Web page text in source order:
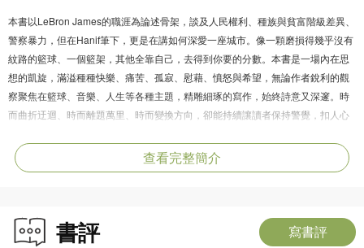
本書以LeBron James的職涯為論述骨架，談及人民權利、種族與貧富階級差異、
警察暴力，但在Hanif筆下，更是在講如何深愛一座城市。像一顆磨損得幾乎沒有
紋路的籃球、一個籃架，其他全靠自己，去得到你要的分數。本書是一場內在思
想的凱旋，滿溢種種快樂、痛苦、孤寂、慰藉、憤怒與希望，無論作者銳利的觀
察聚焦在籃球、音樂、人生等各種主題，精雕細琢的寫作，始終詩意又深邃。時
而曲折迂迴、時而離題萬里、時而變換方向，卻能持續讓讀者保持警覺，扣人心
前所未見的自由書寫，寫下不自由世界裡的「最自由」，我們名之為：愛。
查看完整簡介
書評 寫書評